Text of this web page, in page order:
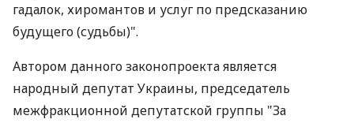
гадалок, хиромантов и услуг по предсказанию
будущего (судьбы)".
Автором данного законопроекта является
народный депутат Украины, председатель
межфракционной депутатской группы "За